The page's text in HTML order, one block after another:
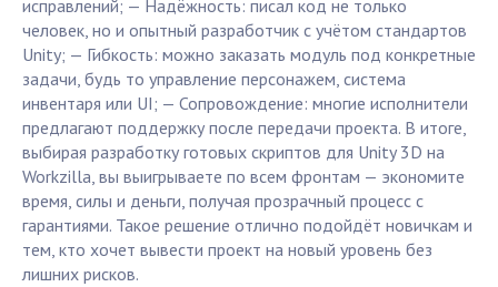
исправлений; — Надёжность: писал код не только
человек, но и опытный разработчик с учётом стандартов
Unity; — Гибкость: можно заказать модуль под конкретные
задачи, будь то управление персонажем, система
инвентаря или UI; — Сопровождение: многие исполнители
предлагают поддержку после передачи проекта. В итоге,
выбирая разработку готовых скриптов для Unity 3D на
Workzilla, вы выигрываете по всем фронтам — экономите
время, силы и деньги, получая прозрачный процесс с
гарантиями. Такое решение отлично подойдёт новичкам и
тем, кто хочет вывести проект на новый уровень без
лишних рисков.